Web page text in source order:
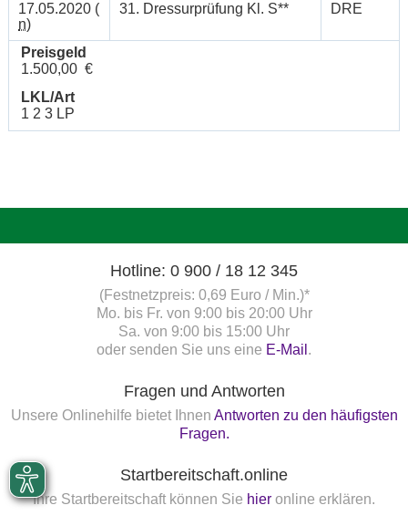
17.05.2020 (
n)
31. Dressurprüfung Kl. S** DRE
Preisgeld
1.500,00 €
LKL/Art
1 2 3 LP
Hotline: 0 900 / 18 12 345
(Festnetzpreis: 0,69 Euro / Min.)*
Mo. bis Fr. von 9:00 bis 20:00 Uhr
Sa. von 9:00 bis 15:00 Uhr
oder senden Sie uns eine E-Mail .
Fragen und Antworten
Unsere Onlinehilfe bietet Ihnen Antworten zu den häufigsten
Fragen.
Startbereitschaft.online
Ihre Startbereitschaft können Sie hier online erklären.